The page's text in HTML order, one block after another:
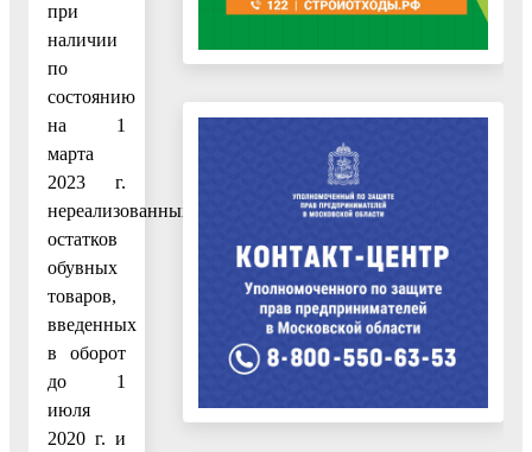
при
наличии
по
состоянию
на 1
марта
2023 г.
нереализованных
остатков
обувных
товаров,
введенных
в оборот
до 1
июля
2020 г. и